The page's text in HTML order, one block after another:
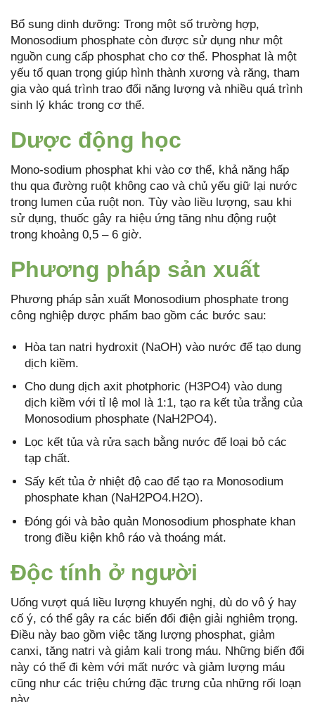
Bổ sung dinh dưỡng: Trong một số trường hợp,
Monosodium phosphate còn được sử dụng như một
nguồn cung cấp phosphat cho cơ thể. Phosphat là một
yếu tố quan trọng giúp hình thành xương và răng, tham
gia vào quá trình trao đổi năng lượng và nhiều quá trình
sinh lý khác trong cơ thể.
Dược động học
Mono-sodium phosphat khi vào cơ thể, khả năng hấp
thu qua đường ruột không cao và chủ yếu giữ lại nước
trong lumen của ruột non. Tùy vào liều lượng, sau khi
sử dụng, thuốc gây ra hiệu ứng tăng nhu động ruột
trong khoảng 0,5 – 6 giờ.
Phương pháp sản xuất
Phương pháp sản xuất Monosodium phosphate trong
công nghiệp dược phẩm bao gồm các bước sau:
Hòa tan natri hydroxit (NaOH) vào nước để tạo dung
dịch kiềm.
Cho dung dịch axit photphoric (H3PO4) vào dung
dịch kiềm với tỉ lệ mol là 1:1, tạo ra kết tủa trắng của
Monosodium phosphate (NaH2PO4).
Lọc kết tủa và rửa sạch bằng nước để loại bỏ các
tạp chất.
Sấy kết tủa ở nhiệt độ cao để tạo ra Monosodium
phosphate khan (NaH2PO4.H2O).
Đóng gói và bảo quản Monosodium phosphate khan
trong điều kiện khô ráo và thoáng mát.
Độc tính ở người
Uống vượt quá liều lượng khuyến nghị, dù do vô ý hay
cố ý, có thể gây ra các biến đổi điện giải nghiêm trọng.
Điều này bao gồm việc tăng lượng phosphat, giảm
canxi, tăng natri và giảm kali trong máu. Những biến đổi
này có thể đi kèm với mất nước và giảm lượng máu
cũng như các triệu chứng đặc trưng của những rối loạn